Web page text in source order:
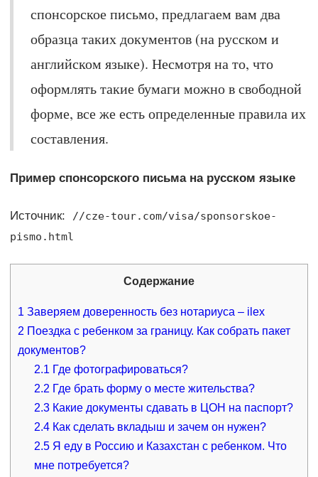
спонсорское письмо, предлагаем вам два
образца таких документов (на русском и
английском языке). Несмотря на то, что
оформлять такие бумаги можно в свободной
форме, все же есть определенные правила их
составления.
Пример спонсорского письма на русском языке
Источник:
//cze-tour.com/visa/sponsorskoe-
pismo.html
Содержание
1 Заверяем доверенность без нотариуса – ilex
2 Поездка с ребенком за границу. Как собрать пакет
документов?
2.1 Где фотографироваться?
2.2 Где брать форму о месте жительства?
2.3 Какие документы сдавать в ЦОН на паспорт?
2.4 Как сделать вкладыш и зачем он нужен?
2.5 Я еду в Россию и Казахстан с ребенком. Что
мне потребуется?